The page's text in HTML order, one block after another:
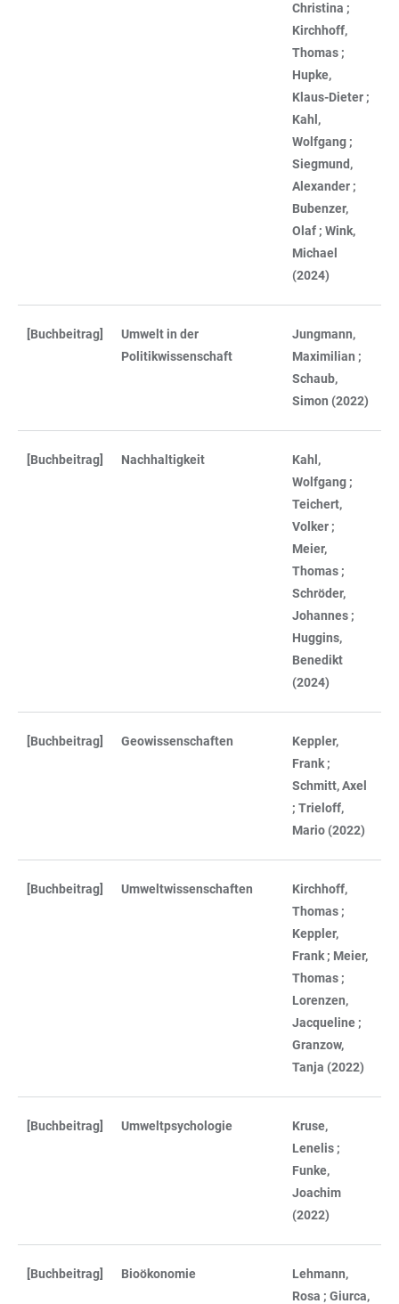
Christina ;
Kirchhoff,
Thomas ;
Hupke,
Klaus-Dieter ;
Kahl,
Wolfgang ;
Siegmund,
Alexander ;
Bubenzer,
Olaf ; Wink,
Michael
(2024)
[Buchbeitrag]
Umwelt in der
Politikwissenschaft
Jungmann,
Maximilian ;
Schaub,
Simon (2022)
[Buchbeitrag] Nachhaltigkeit
Kahl,
Wolfgang ;
Teichert,
Volker ;
Meier,
Thomas ;
Schröder,
Johannes ;
Huggins,
Benedikt
(2024)
[Buchbeitrag] Geowissenschaften
Keppler,
Frank ;
Schmitt, Axel
; Trieloff,
Mario (2022)
[Buchbeitrag] Umweltwissenschaften
Kirchhoff,
Thomas ;
Keppler,
Frank ; Meier,
Thomas ;
Lorenzen,
Jacqueline ;
Granzow,
Tanja (2022)
[Buchbeitrag] Umweltpsychologie
Kruse,
Lenelis ;
Funke,
Joachim
(2022)
[Buchbeitrag] Bioökonomie
Lehmann,
Rosa ; Giurca,